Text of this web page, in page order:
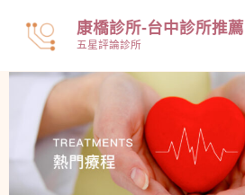
要
康橋診所-台中診所推薦
五星評論診所